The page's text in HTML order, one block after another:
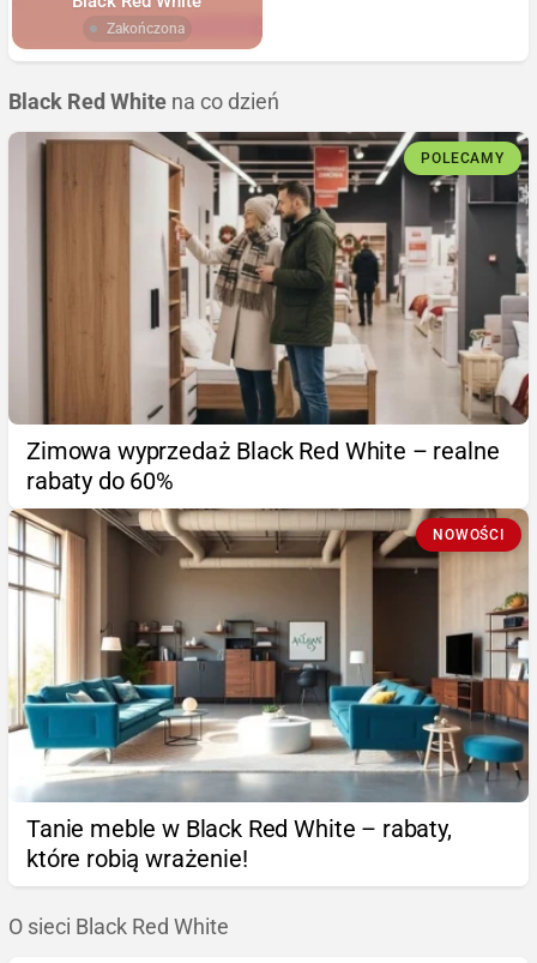
Zakończona
Black Red White na co dzień
POLECAMY
Zimowa wyprzedaż Black Red White – realne
rabaty do 60%
NOWOŚCI
Tanie meble w Black Red White – rabaty,
które robią wrażenie!
O sieci Black Red White